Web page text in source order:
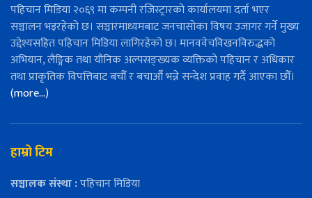
पहिचान मिडिया २०६९ मा कम्पनी रजिस्ट्रारको कार्यालयमा दर्ता भएर
सञ्चालन भइरहेको छ। सञ्चारमाध्यमबाट जनचासोका विषय उजागर गर्ने मुख्य
उद्देश्यसहित पहिचान मिडिया लागिरहेको छ। मानववेचविखनविरुद्धको
अभियान, लैङ्गिक तथा यौनिक अल्पसङ्ख्यक व्यक्तिको पहिचान र अधिकार
तथा प्राकृतिक विपत्तिबाट बचौँ र बचाऔँ भन्ने सन्देश प्रवाह गर्दै आएका छौँ।
(more…)
हाम्रो टिम
सञ्चालक संस्था :पहिचान मिडिया